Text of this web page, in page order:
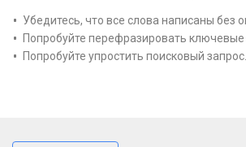
Убедитесь, что все слова написаны без
Попробуйте перефразировать ключевые
Попробуйте упростить поисковый запрос.